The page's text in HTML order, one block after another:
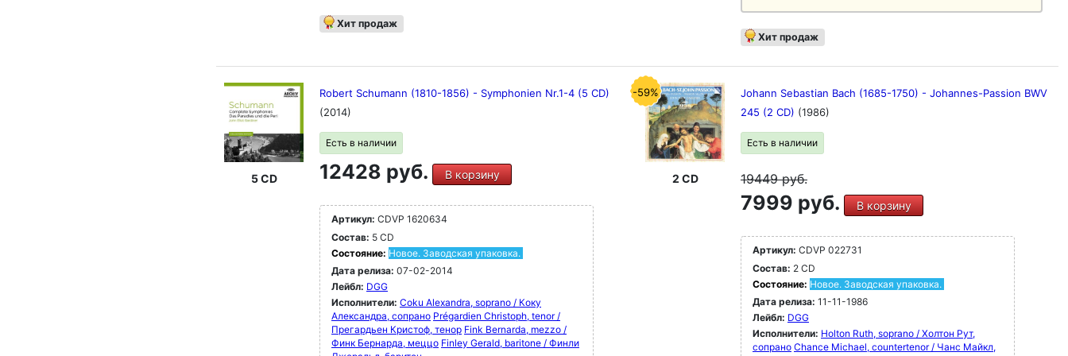
Хит продаж
Хит продаж
5 CD
Robert Schumann (1810-1856) - Symphonien Nr.1-4 (5 CD)
(2014)
Есть в наличии
12428 руб. В корзину
Артикул: CDVP 1620634
Состав: 5 CD
Состояние: Новое. Заводская упаковка.
Дата релиза: 07-02-2014
Лейбл: DGG
Исполнители: Coku Alexandra, soprano / Коку
Александра, сопрано Prégardien Christoph, tenor /
Прегардьен Кристоф, тенор Fink Bernarda, mezzo /
Финк Бернарда, меццо Finley Gerald, baritone / Финли
-59%
2 CD
Johann Sebastian Bach (1685-1750) - Johannes-Passion BWV
245 (2 CD) (1986)
Есть в наличии
19449руб.
7999 руб. В корзину
Артикул: CDVP 022731
Состав: 2 CD
Состояние: Новое. Заводская упаковка.
Дата релиза: 11-11-1986
Лейбл: DGG
Исполнители: Holton Ruth, soprano / Холтон Рут,
сопрано Chance Michael, countertenor / Чанс Майкл,